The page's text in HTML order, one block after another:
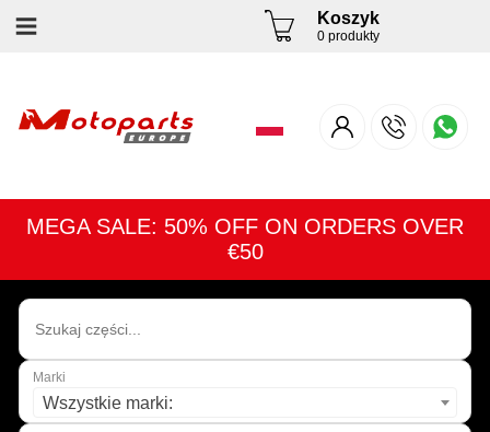
Koszyk
0 produkty
MEGA SALE: 50% OFF ON ORDERS OVER
€50
Marki
Wszystkie marki: